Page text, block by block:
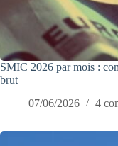
SMIC 2026 par mois :
brut
07/06/2026
4